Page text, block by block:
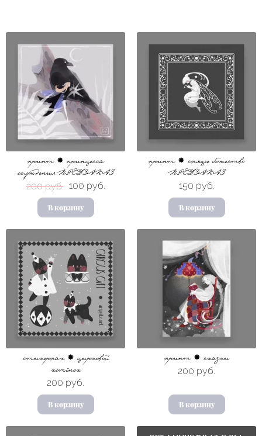
принт ✸ принцесса
осуждения ПРЕДЗАКАЗ
200 руб. 100 руб.
В корзину
принт ✸ спящее божество
ПРЕДЗАКАЗ
150 руб.
В корзину
стикерпак ✸ цирковой
котёнок
200 руб.
В корзину
принт ✸ сказки
200 руб.
В корзину